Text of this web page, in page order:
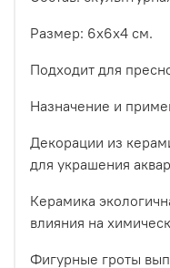
Размер: 6х6х4 см.
Подходит для
Назначение и
Декорации из
для украшения
Керамика
влияния на
Фигурные гроты